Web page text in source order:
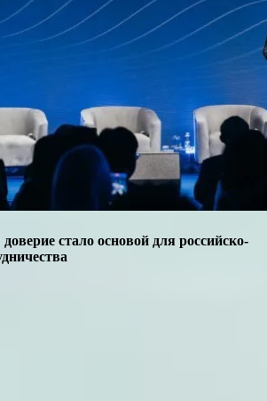
стало основой для российско-